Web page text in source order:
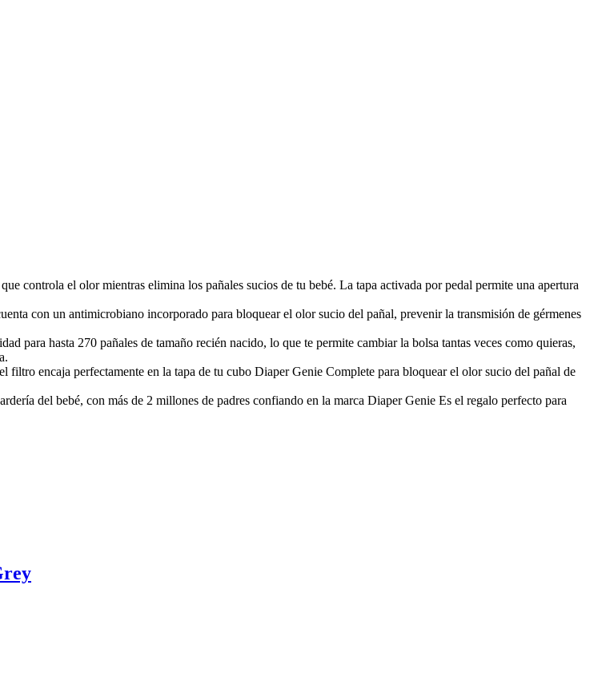
controla el olor mientras elimina los pañales sucios de tu bebé. La tapa activada por pedal permite una apertura
con un antimicrobiano incorporado para bloquear el olor sucio del pañal, prevenir la transmisión de gérmenes
para hasta 270 pañales de tamaño recién nacido, lo que te permite cambiar la bolsa tantas veces como quieras,
encaja perfectamente en la tapa de tu cubo Diaper Genie Complete para bloquear el olor sucio del pañal de
del bebé, con más de 2 millones de padres confiando en la marca Diaper Genie Es el regalo perfecto para